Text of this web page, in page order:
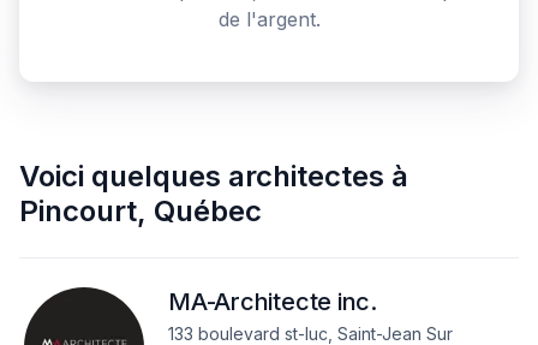
de l'argent.
Voici quelques architectes à
Pincourt, Québec
MA-Architecte inc.
133 boulevard st-luc, Saint-Jean Sur